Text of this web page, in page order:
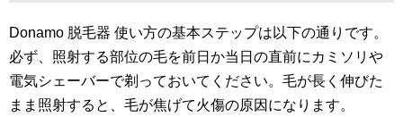
Donamo 脱毛器 使い方の基本ステップは以下の通りです。
必ず、照射する部位の毛を前日か当日の直前にカミソリや
電気シェーバーで剃っておいてください。毛が長く伸びた
まま照射すると、毛が焦げて火傷の原因になります。